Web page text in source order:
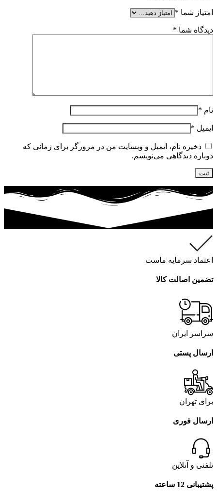
امتیاز شما *
دیدگاه شما *
نام *
ایمیل *
ذخیره نام، ایمیل و وبسایت من در مرورگر برای زمانی که
دوباره دیدگاهی می‌نویسم.
اعتماد سرمایه ماست
تضمین اصالت کالا
سراسر ایران
ارسال پستی
برای تهران
ارسال فوری
تلفنی و آنلاین
پشتیبانی 12 ساعته